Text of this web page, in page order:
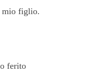
mio figlio.
ferito